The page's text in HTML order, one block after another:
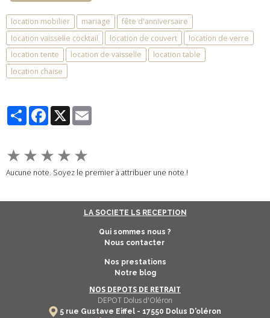
location mobilier mariage
fête d'anniversaire
location vaisselle cocktail
location de couvert
location de verre
location tente
location de vaisselle
location table
location chaise
PartagerFacebook
X
★★★★★
Aucune note. Soyez le premier à attribuer une note !
LA SOCIETE LS RECEPTION
Qui sommes nous ?
Nous contacter
Nos prestations
Notre blog
NOS DEPOTS DE RETRAIT
DEPOT Dolus d'Oléron
5 rue Gustave Eiffel - 17550 Dolus D'oléron